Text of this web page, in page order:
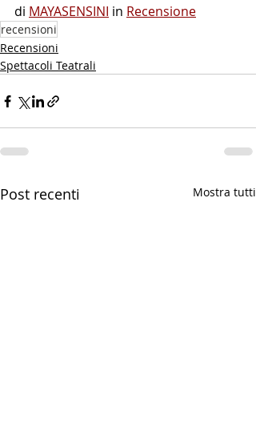
di MAYASENSINI in Recensione
recensioni
Recensioni
Spettacoli Teatrali
Post recenti Mostra tutti